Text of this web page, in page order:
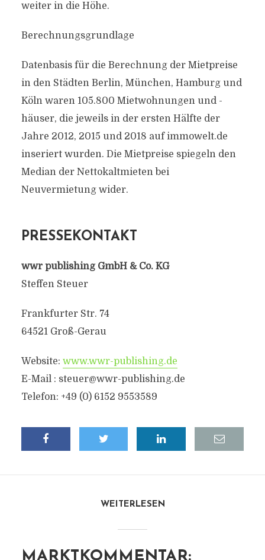
weiter in die Höhe.
Berechnungsgrundlage
Datenbasis für die Berechnung der Mietpreise
in den Städten Berlin, München, Hamburg und
Köln waren 105.800 Mietwohnungen und -
häuser, die jeweils in der ersten Hälfte der
Jahre 2012, 2015 und 2018 auf immowelt.de
inseriert wurden. Die Mietpreise spiegeln den
Median der Nettokaltmieten bei
Neuvermietung wider.
PRESSEKONTAKT
wwr publishing GmbH & Co. KG
Steffen Steuer
Frankfurter Str. 74
64521 Groß-Gerau
Website: www.wwr-publishing.de
E-Mail : steuer@wwr-publishing.de
Telefon: +49 (0) 6152 9553589
WEITERLESEN
MARKTKOMMENTAR: